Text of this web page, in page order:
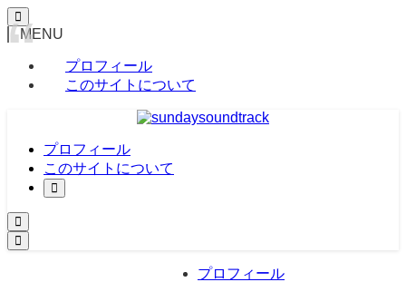
MENU
プロフィール
このサイトについて
プロフィール
このサイトについて
プロフィール